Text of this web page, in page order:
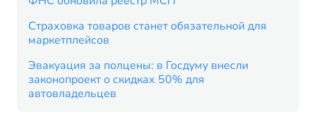
Страховка товаров станет обязательной для
маркетплейсов
Эвакуация за полцены: в Госдуму внесли
законопроект о скидках 50% для
автовладельцев